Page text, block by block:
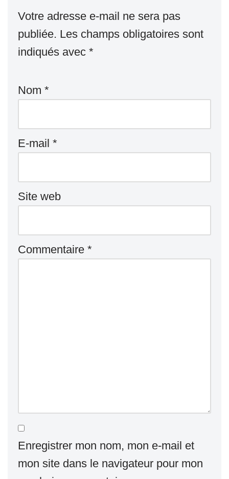
Votre adresse e-mail ne sera pas
publiée. Les champs obligatoires sont
indiqués avec *
Nom *
E-mail *
Site web
Commentaire *
Enregistrer mon nom, mon e-mail et
mon site dans le navigateur pour mon